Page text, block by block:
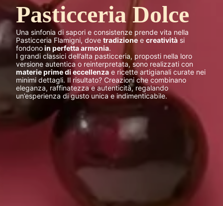
Pasticceria Dolce
Una sinfonia di sapori e consistenze prende vita nella
Pasticceria Flamigni, dove tradizione e creatività si
fondonoin perfetta armonia.
I grandi classici dell’alta pasticceria, proposti nella loro
versione autentica o reinterpretata, sono realizzati con
materie prime di eccellenza e ricette artigianali curate nei
minimi dettagli. Il risultato? Creazioni che combinano
eleganza, raffinatezza e autenticità, regalando
un’esperienza di gusto unica e indimenticabile.